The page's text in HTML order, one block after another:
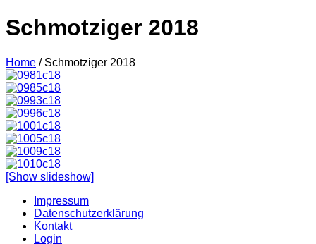
Schmotziger 2018
Home / Schmotziger 2018
[Show slideshow]
Impressum
Datenschutzerklärung
Kontakt
Login